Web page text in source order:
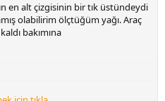
en alt çizgisinin bir tık üstündeydi
olabilirim ölçtüğüm yağı. Araç
bakımına